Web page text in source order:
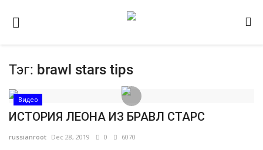
Видео
Contact
Статьи
Тэг: brawl stars tips
Видео
ИСТОРИЯ ЛЕОНА ИЗ БРАВЛ СТАРС
russianroot Dec 28, 2019 0 6070